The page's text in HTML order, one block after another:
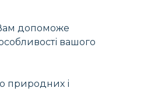
допоможе
вашого
природних і